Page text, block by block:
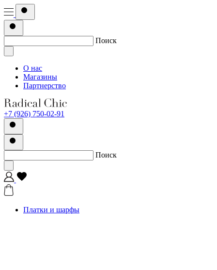
Поиск
О нас
Магазины
Партнерство
+7 (926) 750-02-91
Поиск
Платки и шарфы